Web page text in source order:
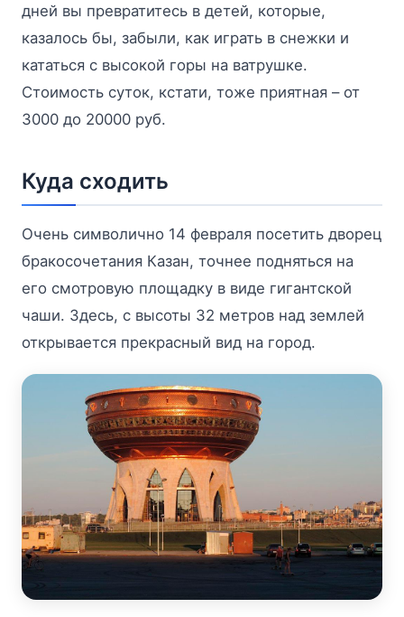
дней вы превратитесь в детей, которые,
казалось бы, забыли, как играть в снежки и
кататься с высокой горы на ватрушке.
Стоимость суток, кстати, тоже приятная – от
3000 до 20000 руб.
Куда сходить
Очень символично 14 февраля посетить дворец
бракосочетания Казан, точнее подняться на
его смотровую площадку в виде гигантской
чаши. Здесь, с высоты 32 метров над землей
открывается прекрасный вид на город.